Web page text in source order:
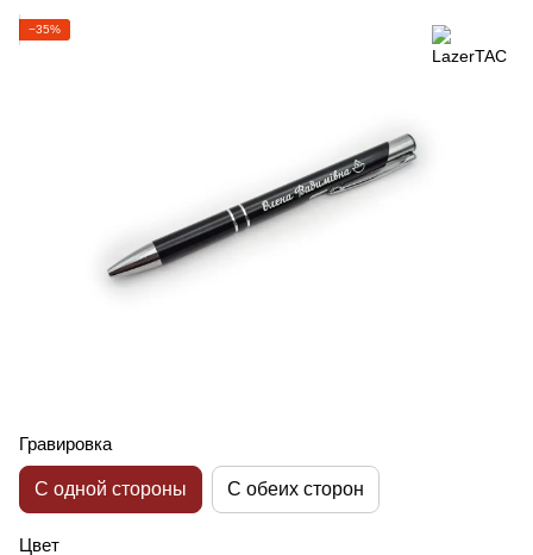
−35%
Гравировка
С одной стороны С обеих сторон
Цвет